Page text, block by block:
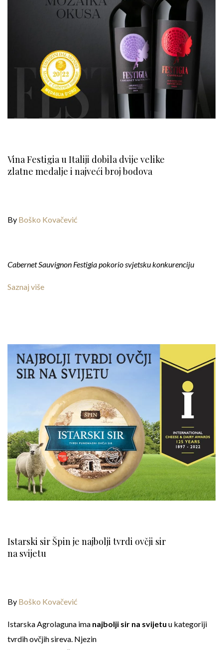
Vina Festigia u Italiji dobila dvije velike
zlatne medalje i najveći broj bodova
By Boško Kovačević
Cabernet Sauvignon Festigia pokorio svjetsku konkurenciju
Saznaj više
Istarski sir Špin je najbolji tvrdi ovčji sir
na svijetu
By Boško Kovačević
Istarska Agrolaguna ima najbolji sir na svijetu u kategoriji
tvrdih ovčjih sireva. Njezin